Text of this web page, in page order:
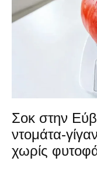
Σοκ στην
ντομάτα-
χωρίς